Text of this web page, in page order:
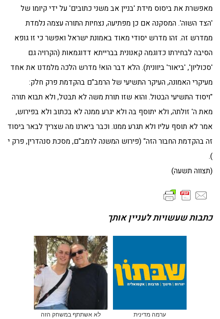
מאפשרת את ביסוס מידת 'בניין אב משני כתובים' על ידי קיומו של
'הצד השוה'. המסקנה אם כן מפתיעה, נצחיות התורה עצמה נלמדת
ממדרש זה. זהו מדרש יסודי מאוד באמונת ישראל ואפשר כי זו גופא
הסיבה לבחירתו כדוגמה קאנונית בברייתא דדוגמאות (הקרויה גם
'סכוליון', 'ביאור' ביוונית). הלא דבר הוא! מדרש הלכה מלמדנו את אחד
מעיקרי האמונה, העיקר התשיעי של הרמב"ם בהקדמת פרק חלק:
"ויסוד התשיעי הבטול. והוא שזו תורת משה לא תבטל, ולא תבוא תורה
מאת ה' זולתה, ולא יתוסף בה ולא יגרע ממנה לא בכתוב ולא בפירוש,
אמר לא תוסף עליו ולא תגרע ממנו. וכבר ביארנו מה שצריך לבאר ביסוד
זה בהקדמת החבור הזה" (פירוש המשנה לרמב"ם, מסכת סנהדרין, פרק י
).
(תצווה תשעה)
כתבות שעשויות לעניין אותך
ערמה מדינית לא אשתתף במשחק הזה